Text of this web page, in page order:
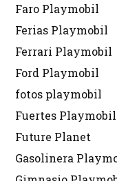
Faro Playmobil
Ferias Playmobil
Ferrari Playmobil
Ford Playmobil
fotos playmobil
Fuertes Playmobil
Future Planet
Gasolinera